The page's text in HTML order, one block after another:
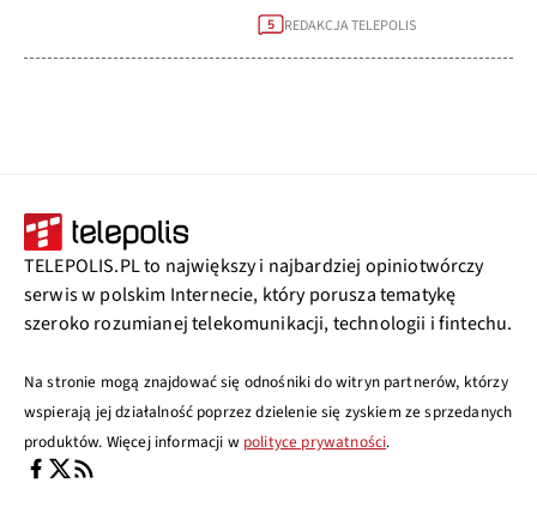
5 REDAKCJA TELEPOLIS
TELEPOLIS.PL to największy i najbardziej opiniotwórczy
serwis w polskim Internecie, który porusza tematykę
szeroko rozumianej telekomunikacji, technologii i fintechu.
Na stronie mogą znajdować się odnośniki do witryn partnerów, którzy
wspierają jej działalność poprzez dzielenie się zyskiem ze sprzedanych
produktów. Więcej informacji w polityce prywatności.